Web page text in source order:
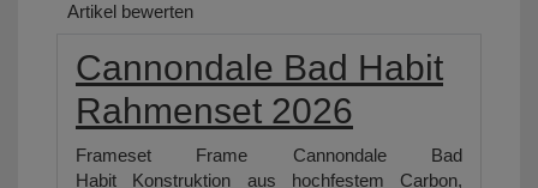
Artikel bewerten
Cannondale Bad Habit
Rahmenset 2026
Frameset Frame Cannondale Bad
Habit Konstruktion aus hochfestem Carbon,